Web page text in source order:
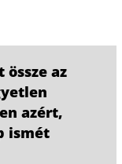
az
azért,
ismét